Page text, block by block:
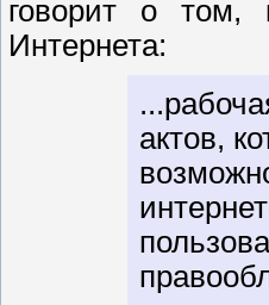
говорит о том,
Интернета:
актов,